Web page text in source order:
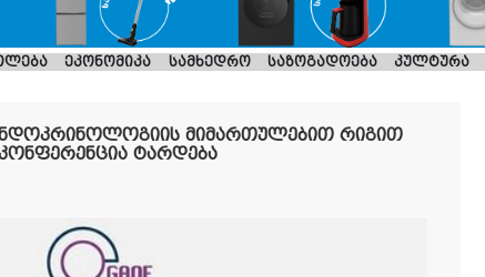
ეკონომიკა სამხედრო საზოგადოება კულტურა
მიმართულებით რიგით
ტარდება